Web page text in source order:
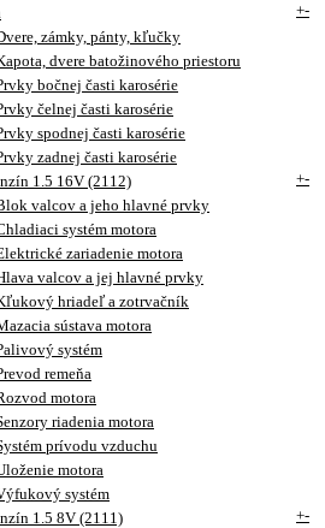
+-
zámky, pánty, kľučky
dvere batožinového priestoru
bočnej časti karosérie
čelnej časti karosérie
spodnej časti karosérie
zadnej časti karosérie
1.5 16V (2112)
+-
valcov a jeho hlavné prvky
systém motora
zariadenie motora
valcov a jej hlavné prvky
hriadeľ a zotrvačník
sústava motora
systém
remeňa
motora
riadenia motora
prívodu vzduchu
motora
systém
1.5 8V (2111)
+-